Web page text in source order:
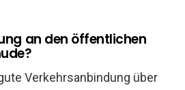
an den öffentlichen
Verkehrsanbindung über